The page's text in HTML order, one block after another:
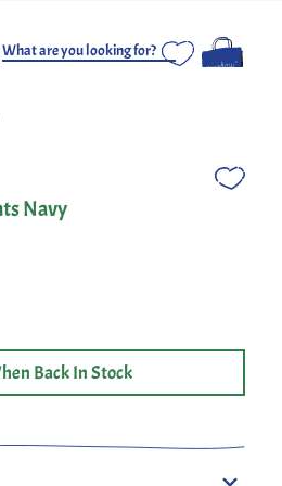
Navy
Back In Stock
teknologi utmärker